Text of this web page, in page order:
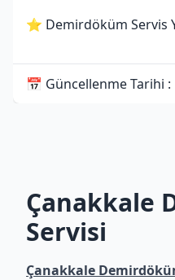
⭐ Demirdöküm Servis
📅 Güncellenme Tarihi :
Çanakkale
Servisi
Çanakkale